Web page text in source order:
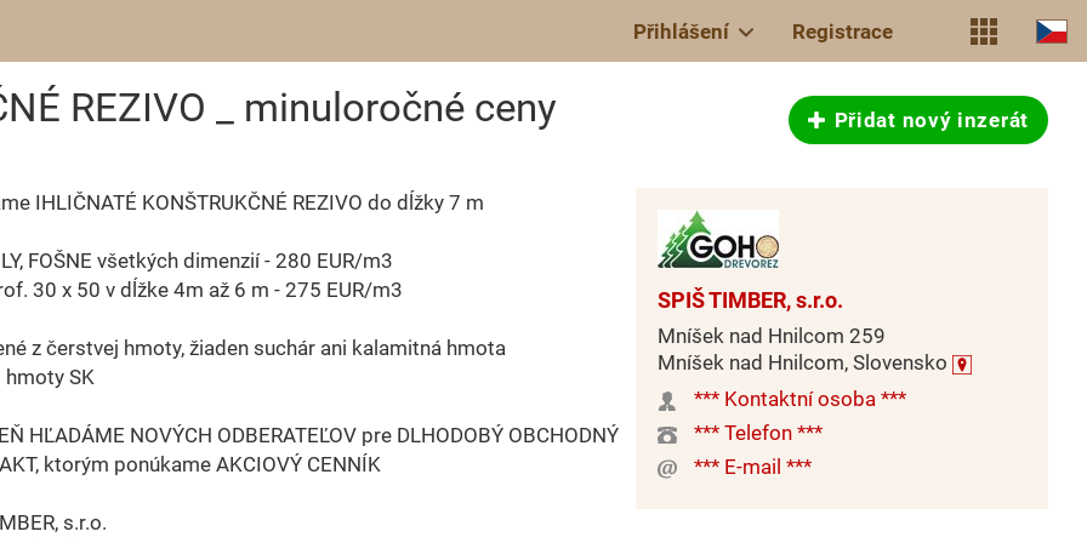
Přihlášení Registrace
REZIVO _ minuloročné ceny Přidat nový inzerát
IHLIČNATÉ KONŠTRUKČNÉ REZIVO do dĺžky 7 m
FOŠNE všetkých dimenzií - 280 EUR/m3
30 x 50 v dĺžke 4m až 6 m - 275 EUR/m3
z čerstvej hmoty, žiaden suchár ani kalamitná hmota
hmoty SK
HĽADÁME NOVÝCH ODBERATEĽOV pre DLHODOBÝ OBCHODNÝ
ktorým ponúkame AKCIOVÝ CENNÍK
s.r.o.
SPIŠ TIMBER, s.r.o.
Mníšek nad Hnilcom 259
Mníšek nad Hnilcom, Slovensko
*** Kontaktní osoba ***
*** Telefon ***
*** E-mail ***